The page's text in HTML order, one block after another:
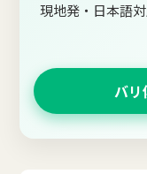
現地発・日本語
バリ